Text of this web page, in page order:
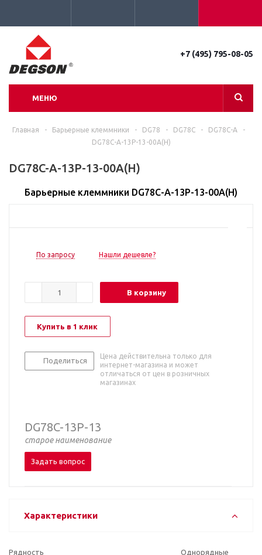
+7 (495) 795-08-05
МЕНЮ
Главная - Барьерные клеммники - DG78 - DG78C - DG78C-A
-
DG78C-A-13P-13-00A(H)
DG78C-A-13P-13-00A(H)
Барьерные клеммники DG78C-A-13P-13-00A(H)
По запросу Нашли дешевле?
В корзину
Купить в 1 клик
Поделиться
Цена действительна только для
интернет-магазина и может
отличаться от цен в розничных
магазинах
DG78C-13P-13
старое наименование
Задать вопрос
Характеристики
Рядность
Однорядные